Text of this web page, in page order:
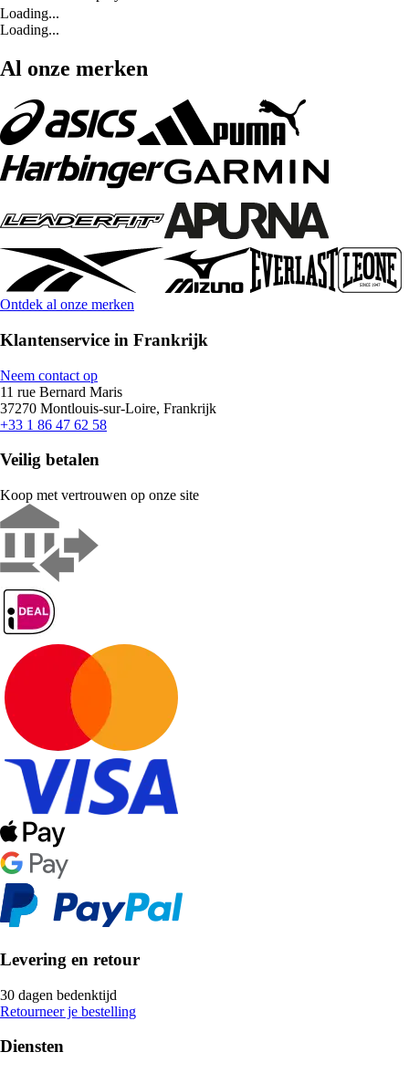
Loading...
Loading...
Al onze merken
Ontdek al onze merken
Klantenservice in Frankrijk
Neem contact op
11 rue Bernard Maris
37270 Montlouis-sur-Loire, Frankrijk
+33 1 86 47 62 58
Veilig betalen
Koop met vertrouwen op onze site
Levering en retour
30 dagen bedenktijd
Retourneer je bestelling
Diensten